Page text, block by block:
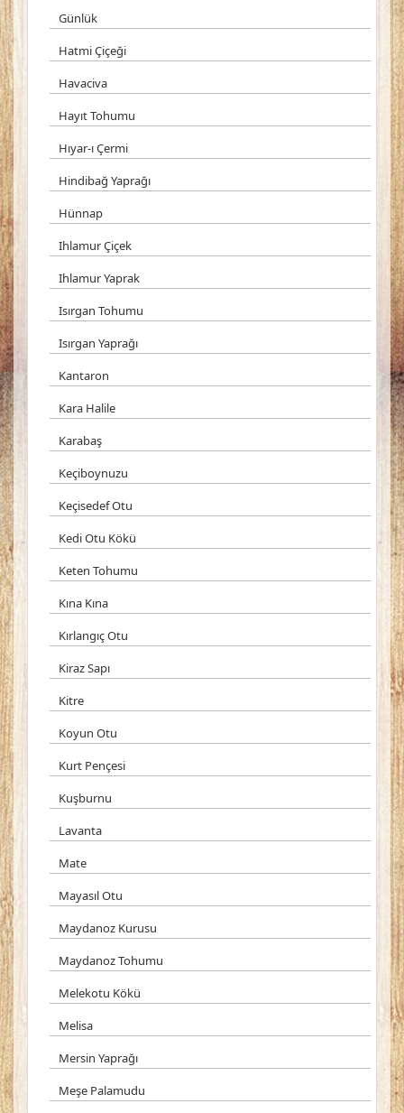
Günlük
Hatmi Çiçeği
Havaciva
Hayıt Tohumu
Hıyar-ı Çermi
Hindibağ Yaprağı
Hünnap
Ihlamur Çiçek
Ihlamur Yaprak
Isırgan Tohumu
Isırgan Yaprağı
Kantaron
Kara Halile
Karabaş
Keçiboynuzu
Keçisedef Otu
Kedi Otu Kökü
Keten Tohumu
Kına Kına
Kırlangıç Otu
Kiraz Sapı
Kitre
Koyun Otu
Kurt Pençesi
Kuşburnu
Lavanta
Mate
Mayasıl Otu
Maydanoz Kurusu
Maydanoz Tohumu
Melekotu Kökü
Melisa
Mersin Yaprağı
Meşe Palamudu